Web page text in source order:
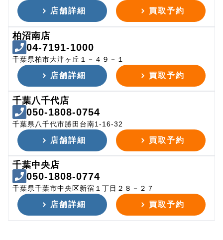
店舗詳細 買取予約
柏沼南店
04-7191-1000
千葉県柏市大津ヶ丘１－４９－１
店舗詳細 買取予約
千葉八千代店
050-1808-0754
千葉県八千代市勝田台南1-16-32
店舗詳細 買取予約
千葉中央店
050-1808-0774
千葉県千葉市中央区新宿１丁目２８－２７
店舗詳細 買取予約